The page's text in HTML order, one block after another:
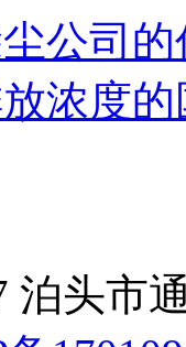
公司
浓度
泊头市